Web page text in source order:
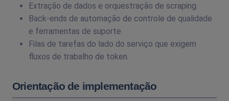
Extração de dados e orquestração de scraping.
Back-ends de automação de controle de qualidade
e ferramentas de suporte.
Filas de tarefas do lado do serviço que exigem
fluxos de trabalho de token.
Orientação de implementação